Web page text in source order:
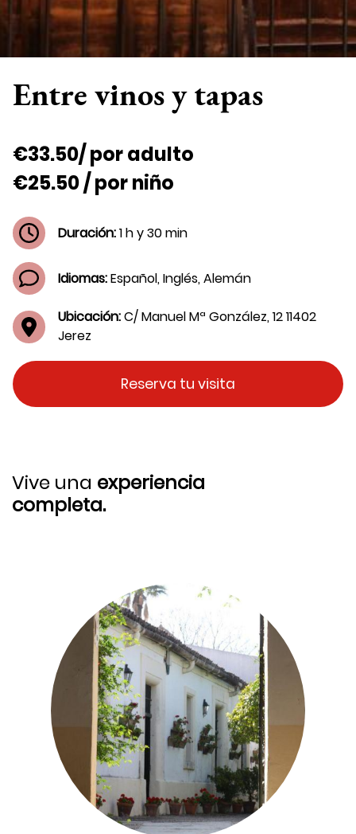
Entre vinos y tapas
€33.50/ por adulto
€25.50 / por niño
Duración:1 h y 30 min
Idiomas:Español, Inglés, Alemán
Ubicación:C/ Manuel Mª González, 12 11402
Jerez
Reserva tu visita
Vive una experiencia
completa.